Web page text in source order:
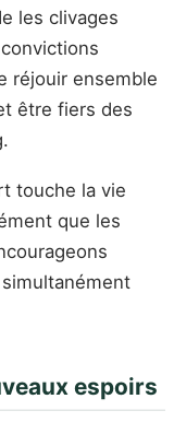
les clivages
réjouir ensemble
être fiers des
touche la vie
que les
espoirs